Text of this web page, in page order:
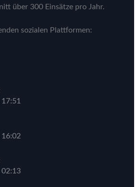
über 300 Einsätze pro Jahr.
sozialen Plattformen:
17:51
16:02
02:13